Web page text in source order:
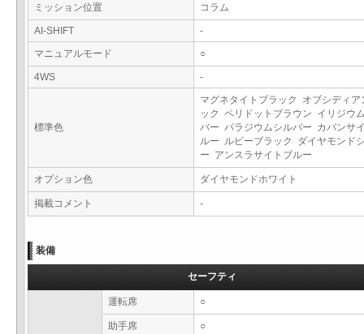
ミッション位置 コラム
AI-SHIFT
-
マニュアルモード
○
4WS -
標準色
マグネタイトブラック オブシディア
ック ペリドットブラウン イリジウ
バー パラジウムシルバー カバンサ
ルー ルビーブラック ダイヤモンド
ー アンスラサイトブルー
オプション色 ダイヤモンドホワイト
掲載コメント -
装備
セーフティ
運転席 ○
助手席 ○